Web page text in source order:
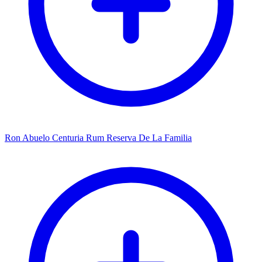
Ron Abuelo Centuria Rum Reserva De La Familia